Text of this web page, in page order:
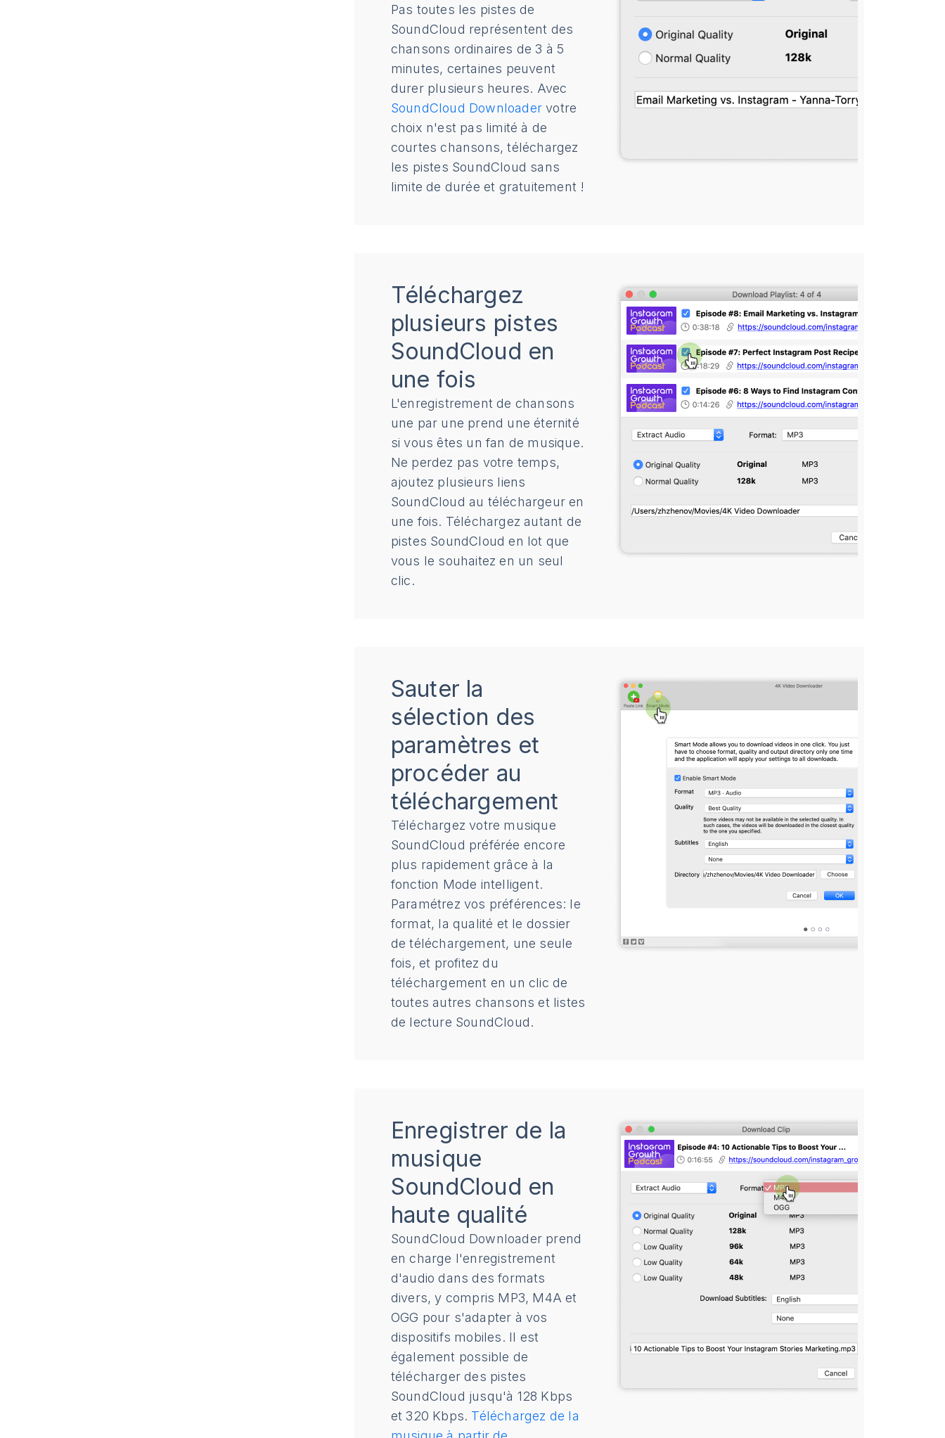
Pas toutes les pistes de
SoundCloud représentent des
chansons ordinaires de 3 à 5
minutes, certaines peuvent
durer plusieurs heures. Avec
SoundCloud Downloader votre
choix n'est pas limité à de
courtes chansons, téléchargez
les pistes SoundCloud sans
limite de durée et gratuitement !
Téléchargez
plusieurs pistes
SoundCloud en
une fois
L'enregistrement de chansons
une par une prend une éternité
si vous êtes un fan de musique.
Ne perdez pas votre temps,
ajoutez plusieurs liens
SoundCloud au téléchargeur en
une fois. Téléchargez autant de
pistes SoundCloud en lot que
vous le souhaitez en un seul
clic.
Sauter la
sélection des
paramètres et
procéder au
téléchargement
Téléchargez votre musique
SoundCloud préférée encore
plus rapidement grâce à la
fonction Mode intelligent.
Paramétrez vos préférences: le
format, la qualité et le dossier
de téléchargement, une seule
fois, et profitez du
téléchargement en un clic de
toutes autres chansons et listes
de lecture SoundCloud.
Enregistrer de la
musique
SoundCloud en
haute qualité
SoundCloud Downloader prend
en charge l'enregistrement
d'audio dans des formats
divers, y compris MP3, M4A et
OGG pour s'adapter à vos
dispositifs mobiles. Il est
également possible de
télécharger des pistes
SoundCloud jusqu'à 128 Kbps
et 320 Kbps. Téléchargez de la